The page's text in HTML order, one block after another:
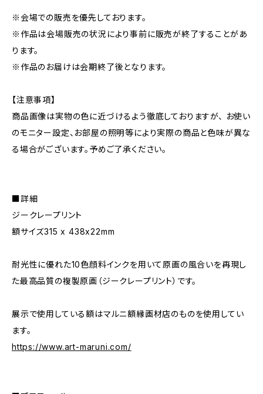
※会場での販売を優先しております。
※作品は会場販売の状況により事前に販売が終了することがあ
ります。
※作品のお届けは会期終了後となります。
【注意事項】
商品画像は実物の色に近づけるよう徹底しておりますが、 お使い
のモニター設定、お部屋の照明等により実際の商品と色味が異な
る場合がございます。予めご了承ください。
■詳細
ジークレープリント
額サイズ315 x 438x22mm
耐光性に優れた10色顔料インクを用いて原画の風合いを再現し
た最高品質の複製原画（ジークレープリント）です。
展示で使用している額はマルニ額縁画材店のものを使用してい
ます。
https://www.art-maruni.com/